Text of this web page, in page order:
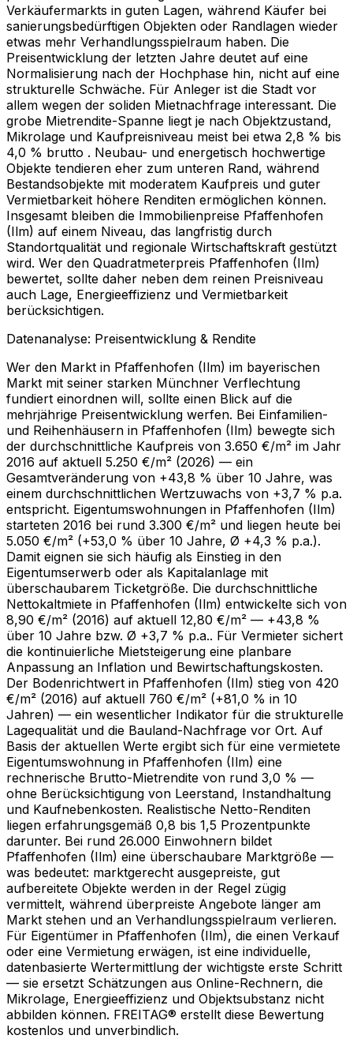
Verkäufermarkts in guten Lagen, während Käufer bei
sanierungsbedürftigen Objekten oder Randlagen wieder
etwas mehr Verhandlungsspielraum haben. Die
Preisentwicklung der letzten Jahre deutet auf eine
Normalisierung nach der Hochphase hin, nicht auf eine
strukturelle Schwäche. Für Anleger ist die Stadt vor
allem wegen der soliden Mietnachfrage interessant. Die
grobe Mietrendite-Spanne liegt je nach Objektzustand,
Mikrolage und Kaufpreisniveau meist bei etwa 2,8 % bis
4,0 % brutto . Neubau- und energetisch hochwertige
Objekte tendieren eher zum unteren Rand, während
Bestandsobjekte mit moderatem Kaufpreis und guter
Vermietbarkeit höhere Renditen ermöglichen können.
Insgesamt bleiben die Immobilienpreise Pfaffenhofen
(Ilm) auf einem Niveau, das langfristig durch
Standortqualität und regionale Wirtschaftskraft gestützt
wird. Wer den Quadratmeterpreis Pfaffenhofen (Ilm)
bewertet, sollte daher neben dem reinen Preisniveau
auch Lage, Energieeffizienz und Vermietbarkeit
berücksichtigen.
Datenanalyse: Preisentwicklung & Rendite
Wer den Markt in Pfaffenhofen (Ilm) im bayerischen
Markt mit seiner starken Münchner Verflechtung
fundiert einordnen will, sollte einen Blick auf die
mehrjährige Preisentwicklung werfen. Bei Einfamilien-
und Reihenhäusern in Pfaffenhofen (Ilm) bewegte sich
der durchschnittliche Kaufpreis von 3.650 €/m² im Jahr
2016 auf aktuell 5.250 €/m² (2026) — ein
Gesamtveränderung von +43,8 % über 10 Jahre, was
einem durchschnittlichen Wertzuwachs von +3,7 % p.a.
entspricht. Eigentumswohnungen in Pfaffenhofen (Ilm)
starteten 2016 bei rund 3.300 €/m² und liegen heute bei
5.050 €/m² (+53,0 % über 10 Jahre, Ø +4,3 % p.a.).
Damit eignen sie sich häufig als Einstieg in den
Eigentumserwerb oder als Kapitalanlage mit
überschaubarem Ticketgröße. Die durchschnittliche
Nettokaltmiete in Pfaffenhofen (Ilm) entwickelte sich von
8,90 €/m² (2016) auf aktuell 12,80 €/m² — +43,8 %
über 10 Jahre bzw. Ø +3,7 % p.a.. Für Vermieter sichert
die kontinuierliche Mietsteigerung eine planbare
Anpassung an Inflation und Bewirtschaftungskosten.
Der Bodenrichtwert in Pfaffenhofen (Ilm) stieg von 420
€/m² (2016) auf aktuell 760 €/m² (+81,0 % in 10
Jahren) — ein wesentlicher Indikator für die strukturelle
Lagequalität und die Bauland-Nachfrage vor Ort. Auf
Basis der aktuellen Werte ergibt sich für eine vermietete
Eigentumswohnung in Pfaffenhofen (Ilm) eine
rechnerische Brutto-Mietrendite von rund 3,0 % —
ohne Berücksichtigung von Leerstand, Instandhaltung
und Kaufnebenkosten. Realistische Netto-Renditen
liegen erfahrungsgemäß 0,8 bis 1,5 Prozentpunkte
darunter. Bei rund 26.000 Einwohnern bildet
Pfaffenhofen (Ilm) eine überschaubare Marktgröße —
was bedeutet: marktgerecht ausgepreiste, gut
aufbereitete Objekte werden in der Regel zügig
vermittelt, während überpreiste Angebote länger am
Markt stehen und an Verhandlungsspielraum verlieren.
Für Eigentümer in Pfaffenhofen (Ilm), die einen Verkauf
oder eine Vermietung erwägen, ist eine individuelle,
datenbasierte Wertermittlung der wichtigste erste Schritt
— sie ersetzt Schätzungen aus Online-Rechnern, die
Mikrolage, Energieeffizienz und Objektsubstanz nicht
abbilden können. FREITAG® erstellt diese Bewertung
kostenlos und unverbindlich.